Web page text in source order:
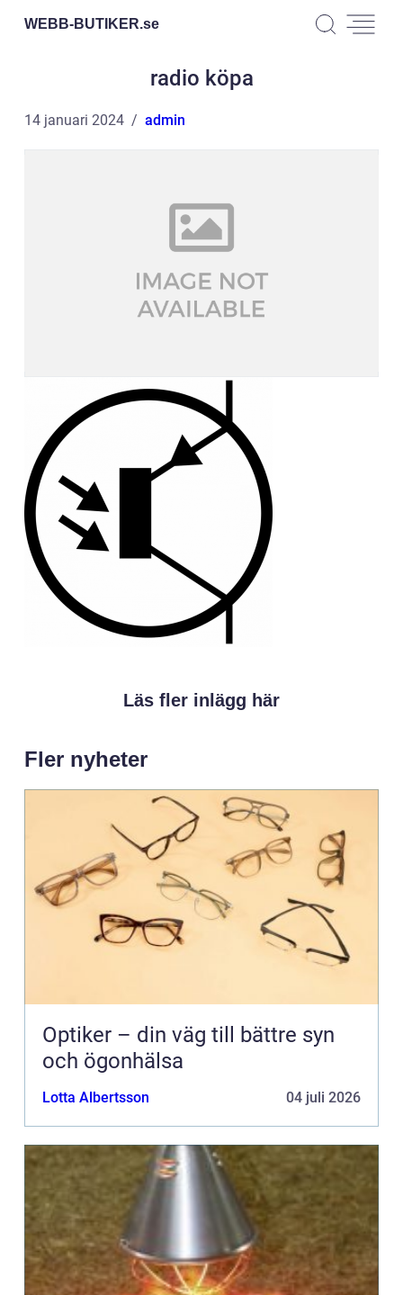
WEBB-BUTIKER.se
radio köpa
14 januari 2024 admin
Läs fler inlägg här
Fler nyheter
Optiker – din väg till bättre syn
och ögonhälsa
Lotta Albertsson 04 juli 2026